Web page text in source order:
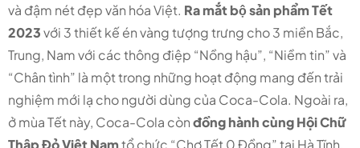
và đậm nét đẹp văn hóa Việt. Ra mắt bộ sản phẩm Tết
2023với 3 thiết kế én vàng tượng trưng cho 3 miền Bắc,
Trung, Nam với các thông điệp “Nồng hậu”, “Niềm tin” và
“Chân tình” là một trong những hoạt động mang đến trải
nghiệm mới lạ cho người dùng của Coca-Cola. Ngoài ra,
ở mùa Tết này, Coca-Cola cònđồng hành cùng Hội Chữ
Thập Đỏ Việt Namtổ chức “Chợ Tết 0 Đồng” tại Hà Tĩnh,